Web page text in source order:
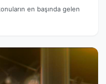
en başında gelen